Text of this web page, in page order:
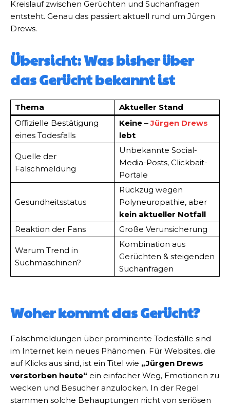
Kreislauf zwischen Gerüchten und Suchanfragen
entsteht. Genau das passiert aktuell rund um Jürgen
Drews.
Übersicht: Was bisher über
das Gerücht bekannt ist
Thema
Aktueller Stand
Offizielle Bestätigung
eines Todesfalls
Keine –Jürgen Drews
lebt
Quelle der
Falschmeldung
Unbekannte Social-
Media-Posts, Clickbait-
Portale
Gesundheitsstatus
Rückzug wegen
Polyneuropathie, aber
kein aktueller Notfall
Reaktion der Fans
Große Verunsicherung
Warum Trend in
Suchmaschinen?
Kombination aus
Gerüchten & steigenden
Suchanfragen
Woher kommt das Gerücht?
Falschmeldungen über prominente Todesfälle sind
im Internet kein neues Phänomen. Für Websites, die
auf Klicks aus sind, ist ein Titel wie „Jürgen Drews
verstorben heute“ ein einfacher Weg, Emotionen zu
wecken und Besucher anzulocken. In der Regel
stammen solche Behauptungen nicht von seriösen